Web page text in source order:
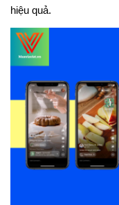
hiệu quả.